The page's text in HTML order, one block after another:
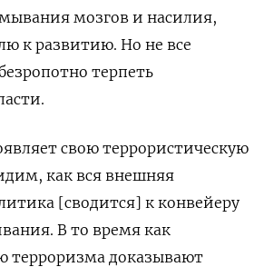
мозгов и насилия,
к развитию. Но не все
терпеть
свою террористическую
как вся внешняя
[сводится] к конвейеру
В то время как
терроризма доказывают